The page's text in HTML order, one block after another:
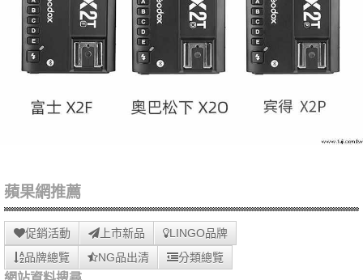
蘋果網推薦
促銷活動 上市新品
LINGO品牌
品牌總覽
NG品出清 分類總覽